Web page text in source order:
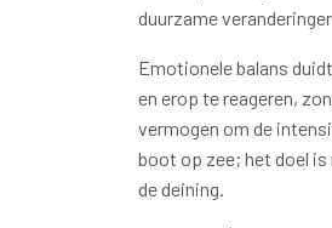
duurzame
Emotionele balans
en erop te reageren,
vermogen om de
boot op zee; het doel is
de deining.